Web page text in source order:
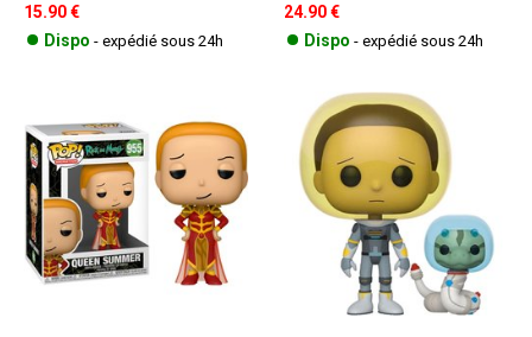
15.90 €
• Dispo - expédié sous 24h
24.90 €
• Dispo - expédié sous 24h